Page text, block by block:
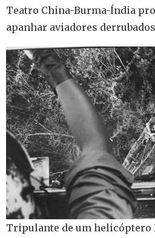
Teatro China-Burma-Índia
apanhar aviadores
Tripulante de um helicóptero